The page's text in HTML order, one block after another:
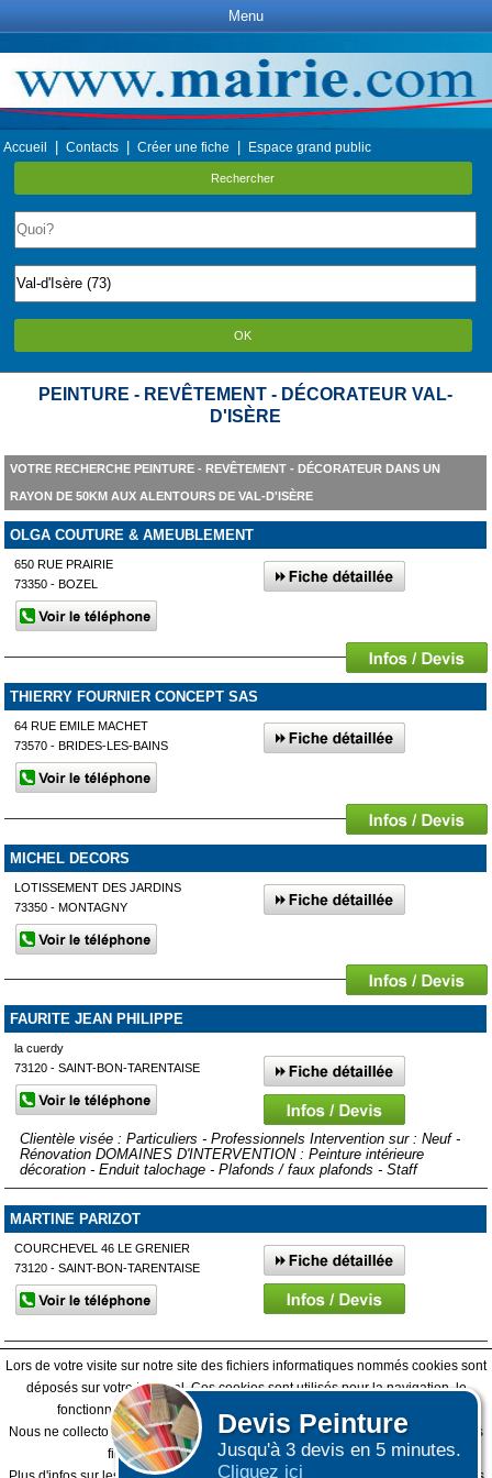
Menu
Accueil Contacts Créer une fiche Espace grand public
Rechercher
OK
PEINTURE - REVÊTEMENT - DÉCORATEUR VAL-
D'ISÈRE
Devis Peinture
Jusqu'à 3 devis en 5 minutes.
Cliquez ici
VOTRE RECHERCHE PEINTURE - REVÊTEMENT - DÉCORATEUR DANS UN
RAYON DE 50KM AUX ALENTOURS DE VAL-D'ISÈRE
OLGA COUTURE & AMEUBLEMENT
650 RUE PRAIRIE
73350 - BOZEL
THIERRY FOURNIER CONCEPT SAS
64 RUE EMILE MACHET
73570 - BRIDES-LES-BAINS
MICHEL DECORS
LOTISSEMENT DES JARDINS
73350 - MONTAGNY
FAURITE JEAN PHILIPPE
la cuerdy
73120 - SAINT-BON-TARENTAISE
Clientèle visée : Particuliers - Professionnels Intervention sur : Neuf -
Rénovation DOMAINES D'INTERVENTION : Peinture intérieure
décoration - Enduit talochage - Plafonds / faux plafonds - Staff
MARTINE PARIZOT
COURCHEVEL 46 LE GRENIER
73120 - SAINT-BON-TARENTAISE
Afficher plus de prestataires dans un rayon de 50km autour de
Affiner votre recherche
Lors de votre visite sur notre site des fichiers informatiques nommés cookies sont
déposés sur votre terminal. Ces cookies sont utilisés pour la navigation, le
fonctionnement du site et les mesures d'audience pour l'éditeur.
Nous ne collectons pas vos données personnelles au travers des cookies à des
fins publicitaires ni pour nous ni pour des tiers.